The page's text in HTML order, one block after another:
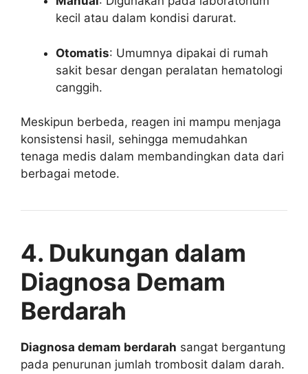
kecil atau dalam kondisi darurat.
Otomatis: Umumnya dipakai di rumah
sakit besar dengan peralatan hematologi
canggih.
Meskipun berbeda, reagen ini mampu menjaga
konsistensi hasil, sehingga memudahkan
tenaga medis dalam membandingkan data dari
berbagai metode.
4. Dukungan dalam
Diagnosa Demam
Berdarah
Diagnosa demam berdarah sangat bergantung
pada penurunan jumlah trombosit dalam darah.